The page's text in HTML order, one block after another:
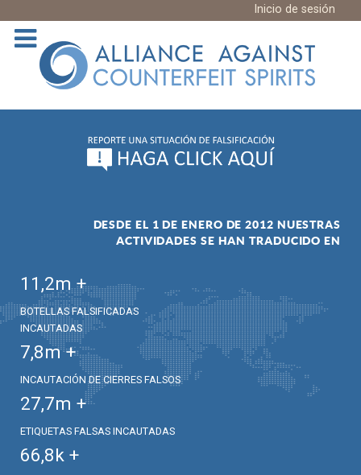
Inicio de sesión
DESDE EL 1 DE ENERO DE 2012 NUESTRAS
ACTIVIDADES SE HAN TRADUCIDO EN
11,2m +
BOTELLAS FALSIFICADAS
INCAUTADAS
7,8m +
INCAUTACIÓN DE CIERRES FALSOS
27,7m +
ETIQUETAS FALSAS INCAUTADAS
66,8k +